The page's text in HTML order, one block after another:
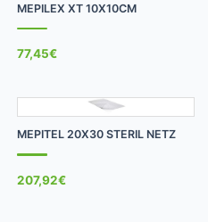
MEPILEX XT 10X10CM
77,45€
MEPITEL 20X30 STERIL NETZ
207,92€